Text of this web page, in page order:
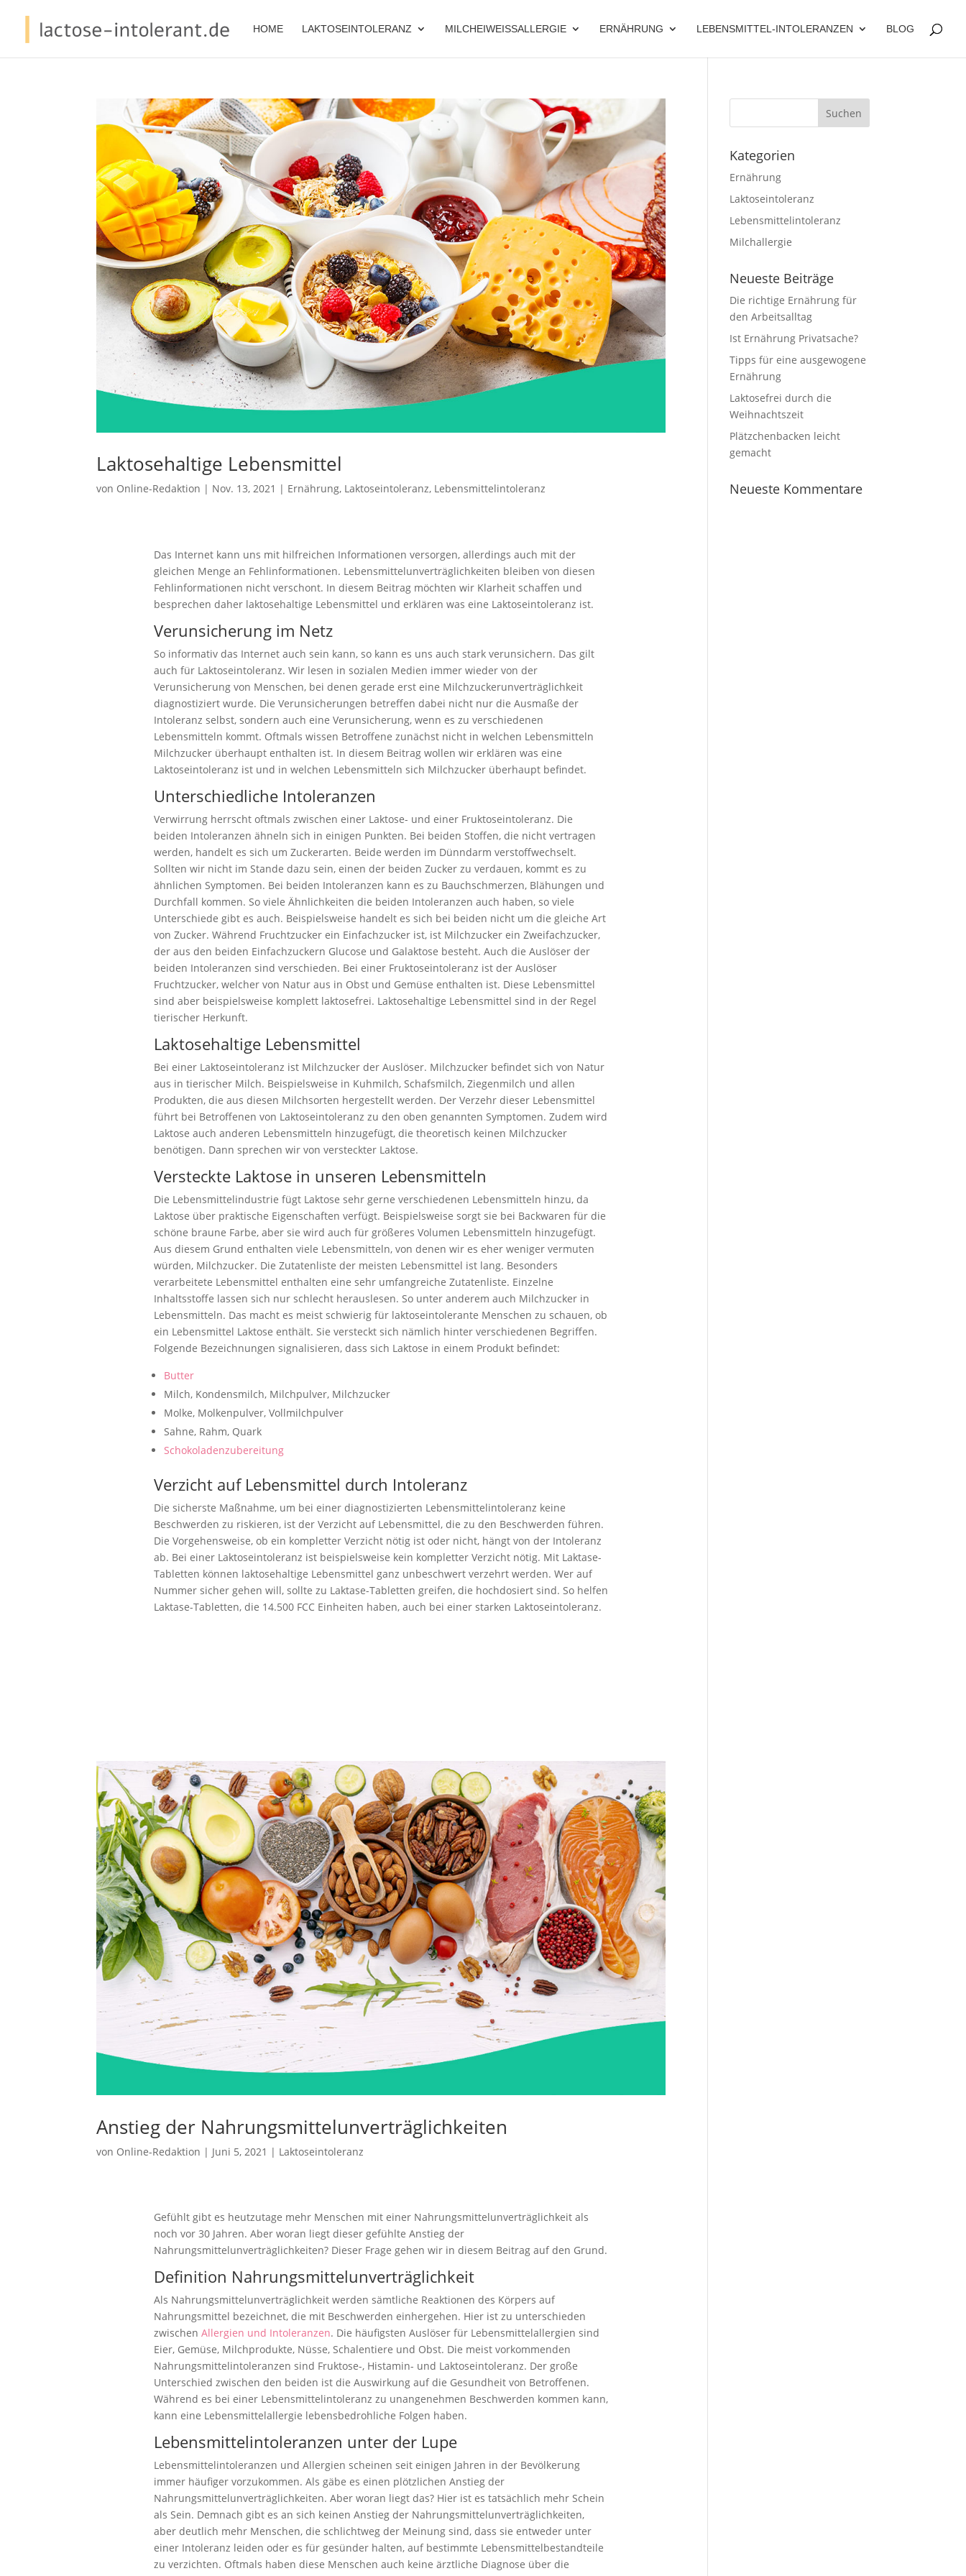
HOME LAKTOSEINTOLERANZ MILCHEIWEISSALLERGIE ERNÄHRUNG LEBENSMITTEL-INTOLERANZEN BLOG
Laktosehaltige Lebensmittel
von Online-Redaktion | Nov. 13, 2021 | Ernährung, Laktoseintoleranz, Lebensmittelintoleranz
Das Internet kann uns mit hilfreichen Informationen versorgen, allerdings auch mit der
gleichen Menge an Fehlinformationen. Lebensmittelunverträglichkeiten bleiben von diesen
Fehlinformationen nicht verschont. In diesem Beitrag möchten wir Klarheit schaffen und
besprechen daher laktosehaltige Lebensmittel und erklären was eine Laktoseintoleranz ist.
Verunsicherung im Netz
So informativ das Internet auch sein kann, so kann es uns auch stark verunsichern. Das gilt
auch für Laktoseintoleranz. Wir lesen in sozialen Medien immer wieder von der
Verunsicherung von Menschen, bei denen gerade erst eine Milchzuckerunverträglichkeit
diagnostiziert wurde. Die Verunsicherungen betreffen dabei nicht nur die Ausmaße der
Intoleranz selbst, sondern auch eine Verunsicherung, wenn es zu verschiedenen
Lebensmitteln kommt. Oftmals wissen Betroffene zunächst nicht in welchen Lebensmitteln
Milchzucker überhaupt enthalten ist. In diesem Beitrag wollen wir erklären was eine
Laktoseintoleranz ist und in welchen Lebensmitteln sich Milchzucker überhaupt befindet.
Unterschiedliche Intoleranzen
Verwirrung herrscht oftmals zwischen einer Laktose- und einer Fruktoseintoleranz. Die
beiden Intoleranzen ähneln sich in einigen Punkten. Bei beiden Stoffen, die nicht vertragen
werden, handelt es sich um Zuckerarten. Beide werden im Dünndarm verstoffwechselt.
Sollten wir nicht im Stande dazu sein, einen der beiden Zucker zu verdauen, kommt es zu
ähnlichen Symptomen. Bei beiden Intoleranzen kann es zu Bauchschmerzen, Blähungen und
Durchfall kommen. So viele Ähnlichkeiten die beiden Intoleranzen auch haben, so viele
Unterschiede gibt es auch. Beispielsweise handelt es sich bei beiden nicht um die gleiche Art
von Zucker. Während Fruchtzucker ein Einfachzucker ist, ist Milchzucker ein Zweifachzucker,
der aus den beiden Einfachzuckern Glucose und Galaktose besteht. Auch die Auslöser der
beiden Intoleranzen sind verschieden. Bei einer Fruktoseintoleranz ist der Auslöser
Fruchtzucker, welcher von Natur aus in Obst und Gemüse enthalten ist. Diese Lebensmittel
sind aber beispielsweise komplett laktosefrei. Laktosehaltige Lebensmittel sind in der Regel
tierischer Herkunft.
Laktosehaltige Lebensmittel
Bei einer Laktoseintoleranz ist Milchzucker der Auslöser. Milchzucker befindet sich von Natur
aus in tierischer Milch. Beispielsweise in Kuhmilch, Schafsmilch, Ziegenmilch und allen
Produkten, die aus diesen Milchsorten hergestellt werden. Der Verzehr dieser Lebensmittel
führt bei Betroffenen von Laktoseintoleranz zu den oben genannten Symptomen. Zudem wird
Laktose auch anderen Lebensmitteln hinzugefügt, die theoretisch keinen Milchzucker
benötigen. Dann sprechen wir von versteckter Laktose.
Versteckte Laktose in unseren Lebensmitteln
Die Lebensmittelindustrie fügt Laktose sehr gerne verschiedenen Lebensmitteln hinzu, da
Laktose über praktische Eigenschaften verfügt. Beispielsweise sorgt sie bei Backwaren für die
schöne braune Farbe, aber sie wird auch für größeres Volumen Lebensmitteln hinzugefügt.
Aus diesem Grund enthalten viele Lebensmitteln, von denen wir es eher weniger vermuten
würden, Milchzucker. Die Zutatenliste der meisten Lebensmittel ist lang. Besonders
verarbeitete Lebensmittel enthalten eine sehr umfangreiche Zutatenliste. Einzelne
Inhaltsstoffe lassen sich nur schlecht herauslesen. So unter anderem auch Milchzucker in
Lebensmitteln. Das macht es meist schwierig für laktoseintolerante Menschen zu schauen, ob
ein Lebensmittel Laktose enthält. Sie versteckt sich nämlich hinter verschiedenen Begriffen.
Folgende Bezeichnungen signalisieren, dass sich Laktose in einem Produkt befindet:
Butter
Milch, Kondensmilch, Milchpulver, Milchzucker
Molke, Molkenpulver, Vollmilchpulver
Sahne, Rahm, Quark
Schokoladenzubereitung
Verzicht auf Lebensmittel durch Intoleranz
Die sicherste Maßnahme, um bei einer diagnostizierten Lebensmittelintoleranz keine
Beschwerden zu riskieren, ist der Verzicht auf Lebensmittel, die zu den Beschwerden führen.
Die Vorgehensweise, ob ein kompletter Verzicht nötig ist oder nicht, hängt von der Intoleranz
ab. Bei einer Laktoseintoleranz ist beispielsweise kein kompletter Verzicht nötig. Mit Laktase-
Tabletten können laktosehaltige Lebensmittel ganz unbeschwert verzehrt werden. Wer auf
Nummer sicher gehen will, sollte zu Laktase-Tabletten greifen, die hochdosiert sind. So helfen
Laktase-Tabletten, die 14.500 FCC Einheiten haben, auch bei einer starken Laktoseintoleranz.
Anstieg der Nahrungsmittelunverträglichkeiten
von Online-Redaktion | Juni 5, 2021 | Laktoseintoleranz
Gefühlt gibt es heutzutage mehr Menschen mit einer Nahrungsmittelunverträglichkeit als
noch vor 30 Jahren. Aber woran liegt dieser gefühlte Anstieg der
Nahrungsmittelunverträglichkeiten? Dieser Frage gehen wir in diesem Beitrag auf den Grund.
Definition Nahrungsmittelunverträglichkeit
Als Nahrungsmittelunverträglichkeit werden sämtliche Reaktionen des Körpers auf
Nahrungsmittel bezeichnet, die mit Beschwerden einhergehen. Hier ist zu unterschieden
zwischen Allergien und Intoleranzen. Die häufigsten Auslöser für Lebensmittelallergien sind
Eier, Gemüse, Milchprodukte, Nüsse, Schalentiere und Obst. Die meist vorkommenden
Nahrungsmittelintoleranzen sind Fruktose-, Histamin- und Laktoseintoleranz. Der große
Unterschied zwischen den beiden ist die Auswirkung auf die Gesundheit von Betroffenen.
Während es bei einer Lebensmittelintoleranz zu unangenehmen Beschwerden kommen kann,
kann eine Lebensmittelallergie lebensbedrohliche Folgen haben.
Lebensmittelintoleranzen unter der Lupe
Lebensmittelintoleranzen und Allergien scheinen seit einigen Jahren in der Bevölkerung
immer häufiger vorzukommen. Als gäbe es einen plötzlichen Anstieg der
Nahrungsmittelunverträglichkeiten. Aber woran liegt das? Hier ist es tatsächlich mehr Schein
als Sein. Demnach gibt es an sich keinen Anstieg der Nahrungsmittelunverträglichkeiten,
aber deutlich mehr Menschen, die schlichtweg der Meinung sind, dass sie entweder unter
einer Intoleranz leiden oder es für gesünder halten, auf bestimmte Lebensmittelbestandteile
zu verzichten. Oftmals haben diese Menschen auch keine ärztliche Diagnose über die
Kategorien
Ernährung
Laktoseintoleranz
Lebensmittelintoleranz
Milchallergie
Neueste Beiträge
Die richtige Ernährung für
den Arbeitsalltag
Ist Ernährung Privatsache?
Tipps für eine ausgewogene
Ernährung
Laktosefrei durch die
Weihnachtszeit
Plätzchenbacken leicht
gemacht
Neueste Kommentare